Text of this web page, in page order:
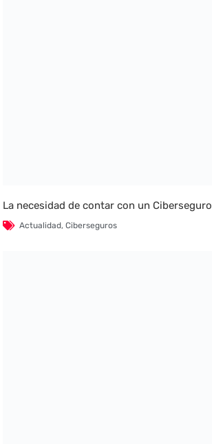
La necesidad de contar con un Ciberseguro
Actualidad,Ciberseguros